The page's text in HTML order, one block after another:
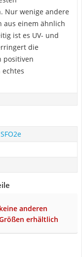
Nur wenige andere
aus einem ähnlich
ist es UV- und
die
positiven
echtes
keine anderen
erhältlich